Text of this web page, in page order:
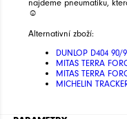
najdeme pneumatiku,
☺
Alternativní zboží:
DUNLOP D404 90/
MITAS TERRA
MITAS TERRA
MICHELIN